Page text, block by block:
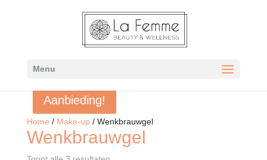
Menu
Home / Make-up/ Wenkbrauwgel
Wenkbrauwgel
Aanbieding!